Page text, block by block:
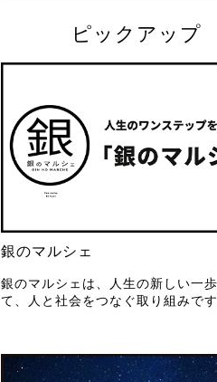
ピックアップ
銀のマルシェ
銀のマルシェは、人生の新しい一
て、人と社会をつなぐ取り組みです